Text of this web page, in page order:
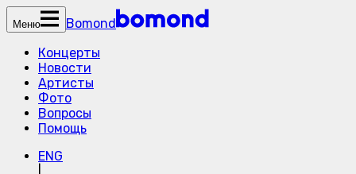
Меню
Bomond
Концерты
Новости
Артисты
Фото
Вопросы
Помощь
ENG